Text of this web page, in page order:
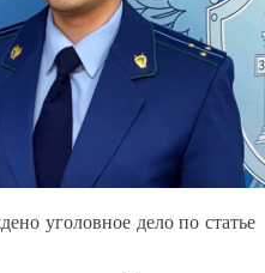
уголовное дело по статье